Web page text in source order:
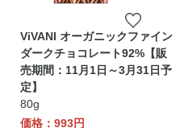
ViVANI オーガニックファイン
ダークチョコレート92%【販
売期間：11月1日～3月31日予
定】
80g
価格：993円